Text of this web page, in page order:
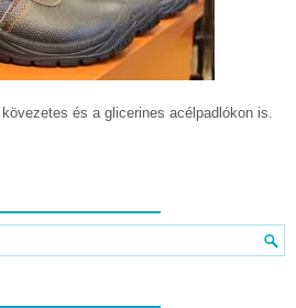
és a glicerines acélpadlókon is.